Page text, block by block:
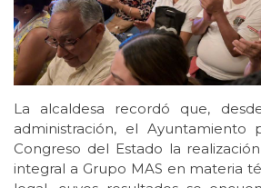
La alcaldesa recordó que,
administración, el Ayuntamiento
Congreso del Estado la
integral a Grupo MAS en materia